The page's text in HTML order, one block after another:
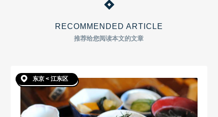
RECOMMENDED ARTICLE
推荐给您阅读本文的文章
东京 < 江东区